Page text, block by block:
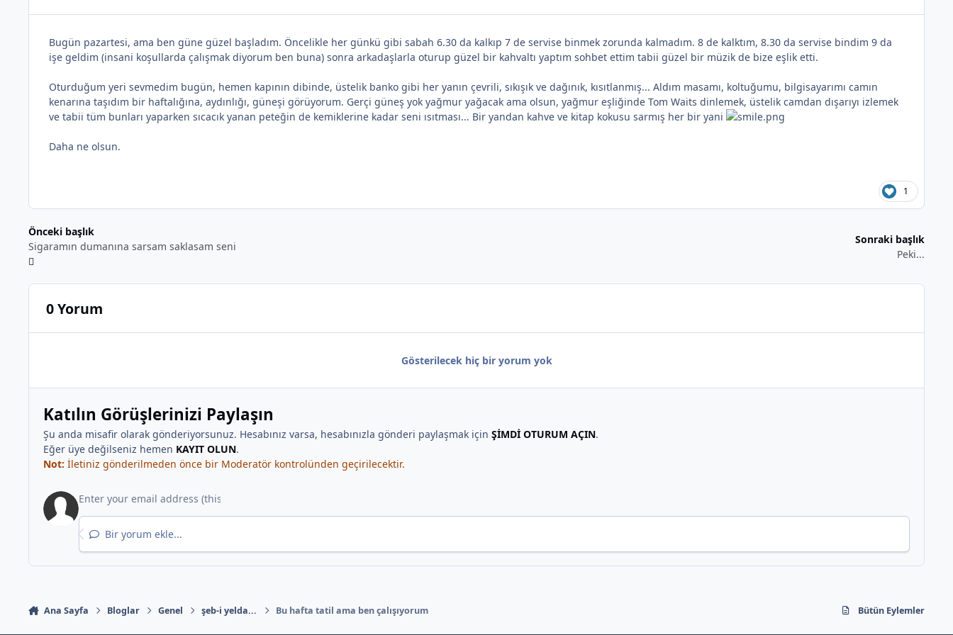
Bugün pazartesi, ama ben güne güzel başladım. Öncelikle her günkü gibi sabah 6.30 da kalkıp 7 de servise binmek zorunda kalmadım. 8 de kalktım, 8.30 da servise bindim 9 da
işe geldim (insani koşullarda çalışmak diyorum ben buna) sonra arkadaşlarla oturup güzel bir kahvaltı yaptım sohbet ettim tabii güzel bir müzik de bize eşlik etti.
Oturduğum yeri sevmedim bugün, hemen kapının dibinde, üstelik banko gibi her yanın çevrili, sıkışık ve dağınık, kısıtlanmış... Aldım masamı, koltuğumu, bilgisayarımı camın
kenarına taşıdım bir haftalığına, aydınlığı, güneşi görüyorum. Gerçi güneş yok yağmur yağacak ama olsun, yağmur eşliğinde Tom Waits dinlemek, üstelik camdan dışarıyı izlemek
ve tabii tüm bunları yaparken sıcacık yanan peteğin de kemiklerine kadar seni ısıtması... Bir yandan kahve ve kitap kokusu sarmış her bir yani
Daha ne olsun.
1
Önceki başlık
Sigaramın dumanına sarsam saklasam seni
Sonraki başlık
Peki...
0 Yorum
Gösterilecek hiç bir yorum yok
Katılın Görüşlerinizi Paylaşın
Şu anda misafir olarak gönderiyorsunuz. Hesabınız varsa, hesabınızla gönderi paylaşmak için ŞİMDİ OTURUM AÇIN.
Eğer üye değilseniz hemen KAYIT OLUN.
Not: İletiniz gönderilmeden önce bir Moderatör kontrolünden geçirilecektir.
Bir yorum ekle...
Ana Sayfa Bloglar Genel şeb-i yelda... Bu hafta tatil ama ben çalışıyorum Bütün Eylemler